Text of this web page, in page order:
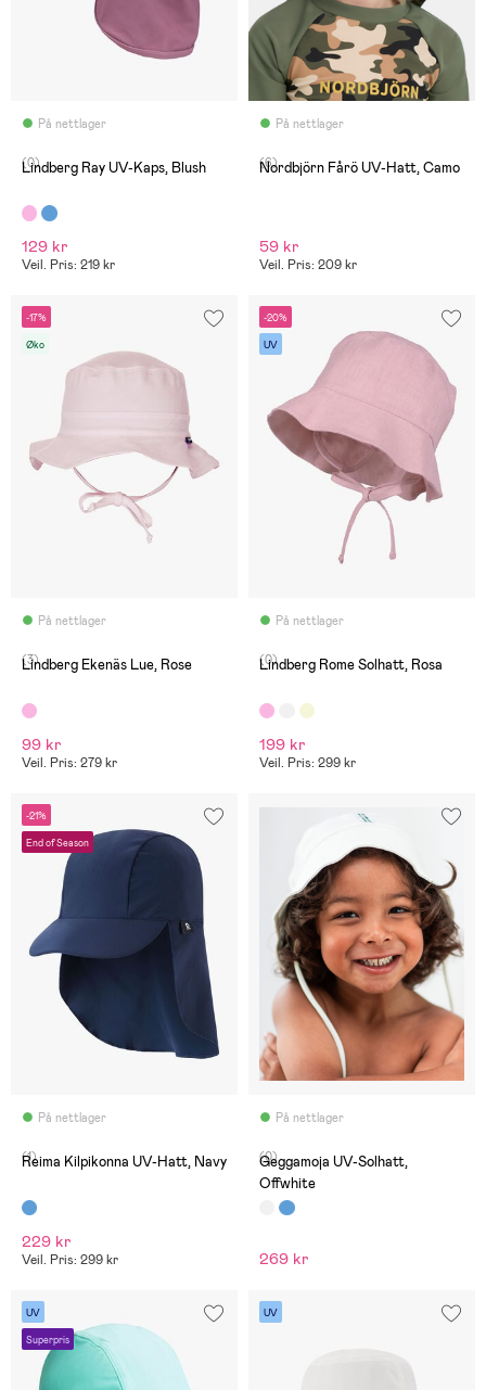
På nettlager
(0)
Lindberg Ray UV-Kaps, Blush
129 kr
Veil. Pris: 219 kr
På nettlager
(6)
Nordbjörn Fårö UV-Hatt, Camo
59 kr
Veil. Pris: 209 kr
-17%
Øko
På nettlager
(3)
Lindberg Ekenäs Lue, Rose
99 kr
Veil. Pris: 279 kr
-20%
UV
På nettlager
(0)
Lindberg Rome Solhatt, Rosa
199 kr
Veil. Pris: 299 kr
-21%
End of Season
På nettlager
(1)
Reima Kilpikonna UV-Hatt, Navy
229 kr
Veil. Pris: 299 kr
På nettlager
(0)
Geggamoja UV-Solhatt,
Offwhite
269 kr
UV
Superpris
UV